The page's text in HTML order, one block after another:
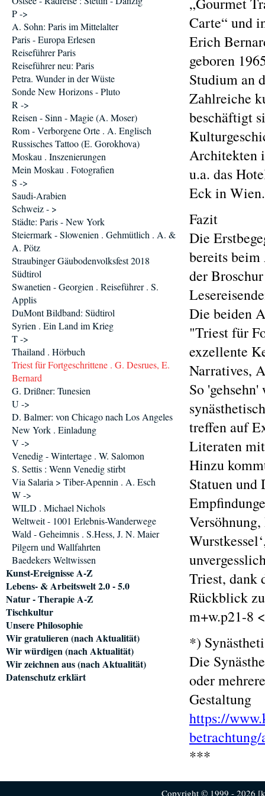
Carte“ und
Erich
geboren
Studium an
Zahlreiche
beschäftigt
Architekten
u.a. das
Eck in Wien.
Fazit
Die
bereits beim
der
Die beiden
"Triest für
exzellente
Narratives,
So
treffen auf
Literaten
Hinzu
Statuen und
Triest, dank
Rückblick
m+w.p21-8
*)
Die
oder
Gestaltung
https://
***
P ->
A. Sohn: Paris im Mittelalter
Paris - Europa Erlesen
Reiseführer Paris
Reiseführer neu: Paris
Petra. Wunder in der Wüste
Sonde New Horizons - Pluto
R ->
Reisen - Sinn - Magie (A. Moser)
Rom - Verborgene Orte . A. Englisch
Russisches Tattoo (E. Gorokhova)
Moskau . Inszenierungen
Mein Moskau . Fotografien
S ->
Saudi-Arabien
Schweiz - >
Städte: Paris - New York
Steiermark - Slowenien . Gehmütlich . A. &
A. Pötz
Straubinger Gäubodenvolksfest 2018
Südtirol
Swanetien - Georgien . Reiseführer . S.
Applis
DuMont Bildband: Südtirol
Syrien . Ein Land im Krieg
T ->
Thailand . Hörbuch
Triest für Fortgeschrittene . G. Desrues, E.
Bernard
G. Drißner: Tunesien
U ->
D. Balmer: von Chicago nach Los Angeles
New York . Einladung
V ->
Venedig - Wintertage . W. Salomon
S. Settis : Wenn Venedig stirbt
Via Salaria > Tiber-Apennin . A. Esch
W ->
WILD . Michael Nichols
Weltweit - 1001 Erlebnis-Wanderwege
Wald - Geheimnis . S.Hess, J. N. Maier
Pilgern und Wallfahrten
Baedekers Weltwissen
Kunst-Ereignisse A-Z
Lebens- & Arbeitswelt 2.0 - 5.0
Natur - Therapie A-Z
Tischkultur
Unsere Philosophie
Wir gratulieren (nach Aktualität)
Wir würdigen (nach Aktualität)
Wir zeichnen aus (nach Aktualität)
Datenschutz erklärt
Copyright © 1999 - 2026